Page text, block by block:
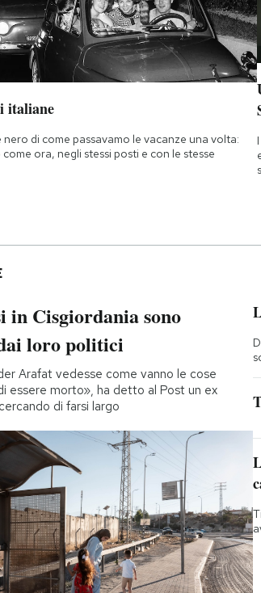
italiane
di come passavamo le vacanze una volta:
ora, negli stessi posti e con le stesse
in Cisgiordania sono
loro politici
Arafat vedesse come vanno le cose
essere morto», ha detto al Post un ex
di farsi largo